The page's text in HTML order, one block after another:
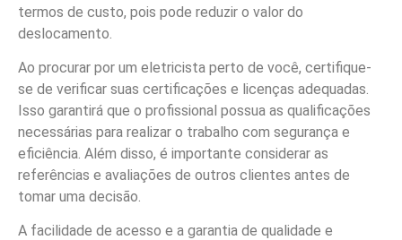
termos de custo, pois pode reduzir o valor do
deslocamento.
Ao procurar por um eletricista perto de você, certifique-
se de verificar suas certificações e licenças adequadas.
Isso garantirá que o profissional possua as qualificações
necessárias para realizar o trabalho com segurança e
eficiência. Além disso, é importante considerar as
referências e avaliações de outros clientes antes de
tomar uma decisão.
A facilidade de acesso e a garantia de qualidade e